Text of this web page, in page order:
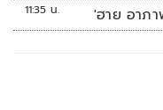
11:35 น. 'ฮาย อาภ